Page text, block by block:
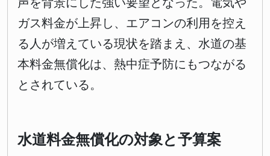
ガス料金が上昇し、エアコンの利用を控え
る人が増えている現状を踏まえ、水道の基
本料金無償化は、熱中症予防にもつながる
とされている。
水道料金無償化の対象と予算案